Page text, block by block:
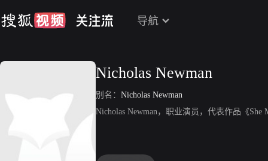
导航
Nicholas Newman
别名： Nicholas Newman
Nicholas Newman，职业演员，代表作品《She